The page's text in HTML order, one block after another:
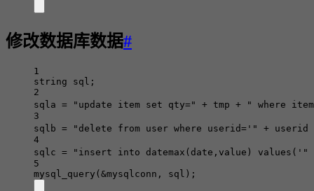
修改数据库数据#
1
string sql;
2
sqla = "update item set qty=" + tmp +
" where
3
sqlb = "delete from user where userid='" + userid
4
sqlc =
"insert into datemax(date,value) values('"
5
mysql_query ( &mysqlconn, sql);